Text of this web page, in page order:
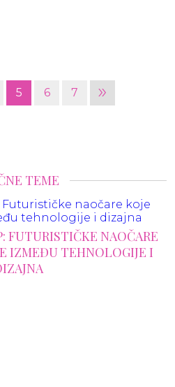
5 6 7 »
TEME
FUTURISTIČKE NAOČARE
IZMEĐU TEHNOLOGIJE I